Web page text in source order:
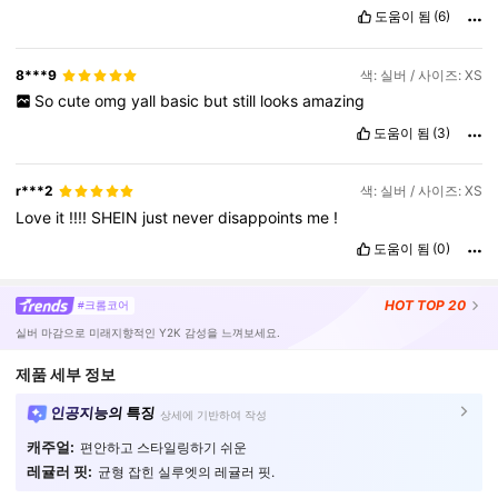
도움이 됨 (6)
8***9 색: 실버 / 사이즈: XS
So cute omg yall basic but still looks amazing
도움이 됨 (3)
r***2 색: 실버 / 사이즈: XS
Love it !!!! SHEIN just neverdisappoints me !
도움이 됨 (0)
#크롬코어 HOT TOP 20
실버 마감으로 미래지향적인 Y2K 감성을 느껴보세요.
제품 세부 정보
인공지능의 특징 상세에 기반하여 작성
캐주얼: 편안하고 스타일링하기 쉬운
레귤러 핏: 균형 잡힌 실루엣의 레귤러 핏.